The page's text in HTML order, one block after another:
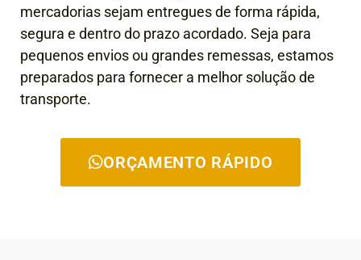
mercadorias sejam entregues de forma rápida,
segura e dentro do prazo acordado. Seja para
pequenos envios ou grandes remessas, estamos
preparados para fornecer a melhor solução de
transporte.
ORÇAMENTO RÁPIDO